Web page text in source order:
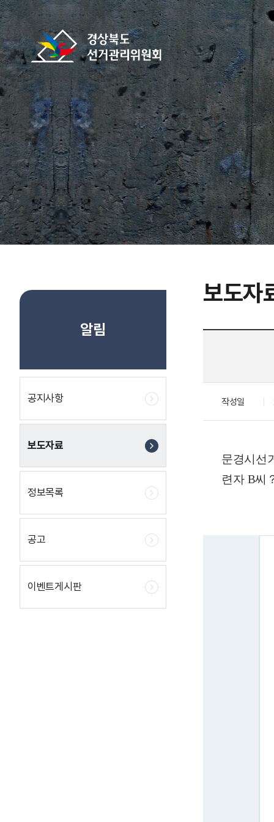
바로가기 메뉴
알림
공지사항
보도자료
정보목록
공고
이벤트게시판
보도자
작성일
문경시선
련자 B씨